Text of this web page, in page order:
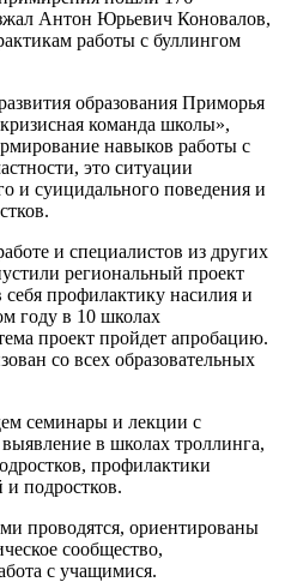
Антон Юрьевич Коновалов,
работы с буллингом
образования Приморья
команда школы»,
навыков работы с
это ситуации
и суицидального поведения и
и специалистов из других
региональный проект
профилактику насилия и
году в 10 школах
проект пройдет апробацию.
со всех образовательных
семинары и лекции с
в школах троллинга,
профилактики
и подростков.
проводятся, ориентированы
сообщество,
с учащимися.